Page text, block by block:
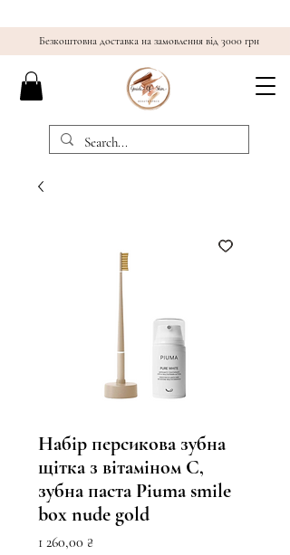
Безкоштовна доставка на замовлення від 3000 грн
Набір персикова зубна
щітка з вітаміном С,
зубна паста Piuma smile
box nude gold
1 260,00 ₴